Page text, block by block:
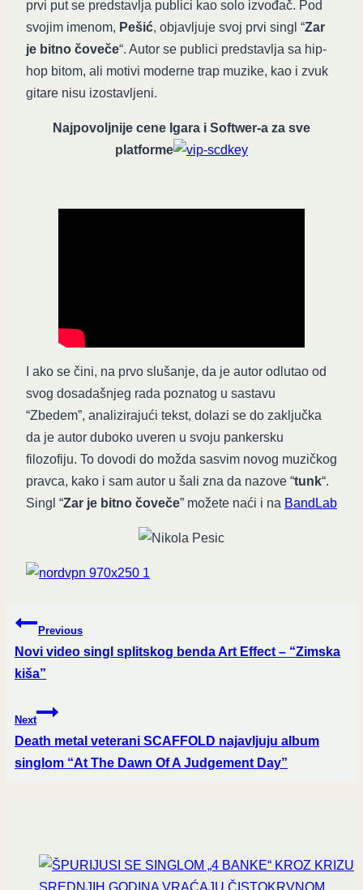
prvi put se predstavlja publici kao solo izvođač. Pod
svojim imenom, Pešić, objavljuje svoj prvi singl “Zar
je bitno čoveče“. Autor se publici predstavlja sa hip-
hop bitom, ali motivi moderne trap muzike, kao i zvuk
gitare nisu izostavljeni.
Najpovoljnije cene Igara i Softwer-a za sve
platforme
I ako se čini, na prvo slušanje, da je autor odlutao od
svog dosadašnjeg rada poznatog u sastavu
“Zbedem”, analizirajući tekst, dolazi se do zaključka
da je autor duboko uveren u svoju pankersku
filozofiju. To dovodi do možda sasvim novog muzičkog
pravca, kako i sam autor u šali zna da nazove “tunk“.
Singl “Zar je bitno čoveče” možete naći i na BandLab
Post
navigation
Previous
Novi video singl splitskog benda Art Effect – “Zimska
kiša”
Next
Death metal veterani SCAFFOLD najavljuju album
singlom “At The Dawn Of A Judgement Day”